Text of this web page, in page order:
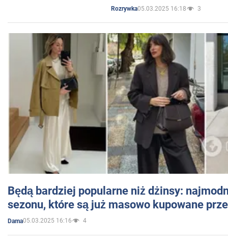
Rozrywka05.03.2025 16:18 3
Będą bardziej popularne niż dżinsy:
sezonu, które są już masowo kupowane
Dama05.03.2025 16:16 4